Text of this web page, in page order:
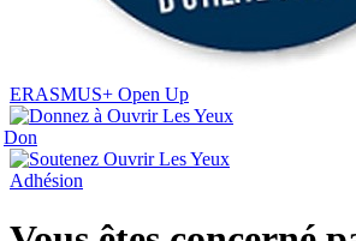
ERASMUS+ Open Up
Don
Adhésion